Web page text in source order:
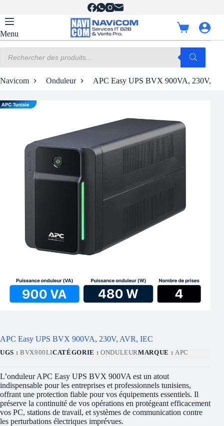
contenu
Menu
Panier
d’achat
produits
Navicom Onduleur APC Easy UPS BVX 900VA, 230V,
APC Easy UPS BVX 900VA, 230V, AVR, IEC
UGS : BVX900LICATÉGORIE : ONDULEURMARQUE : APC
L’onduleur APC Easy UPS BVX 900VA est un atout
indispensable pour les entreprises et professionnels tunisiens,
offrant une protection fiable pour vos équipements essentiels. Il
préserve la continuité de vos opérations en protégeant efficacement
vos PC, stations de travail, et systèmes de communication contre
les perturbations électriques imprévues.